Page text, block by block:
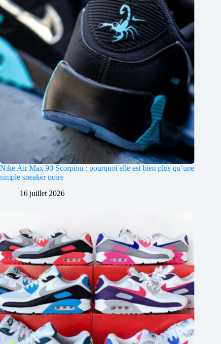
Nike Air Max 90 Scorpion : pourquoi elle est bien plus qu’une
simple sneaker noire
16 juillet 2026